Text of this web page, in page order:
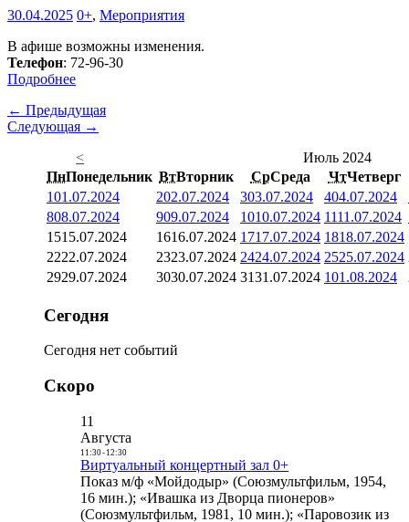
30.04.2025 0+, Мероприятия
В афише возможны изменения.
Телефон: 72-96-30
Подробнее
← Предыдущая
Следующая →
<
Июль 2024
ПнПонедельник ВтВторник СрСреда ЧтЧетверг
101.07.2024 202.07.2024 303.07.2024 404.07.2024
808.07.2024 909.07.2024 1010.07.2024 1111.07.2024
1515.07.2024 1616.07.2024 1717.07.2024 1818.07.2024
2222.07.2024 2323.07.2024 2424.07.2024 2525.07.2024
2929.07.2024 3030.07.2024 3131.07.2024 101.08.2024
Сегодня
Сегодня нет событий
Скоро
11
Августа
11:30- 12:30
Виртуальный концертный зал 0+
Показ м/ф «Мойдодыр» (Союзмультфильм, 1954,
16 мин.); «Ивашка из Дворца пионеров»
(Союзмультфильм, 1981, 10 мин.); «Паровозик из